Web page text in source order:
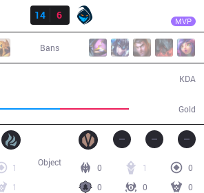
14
6 MVP
Bans
Gold
KDA
1
1
0 1
0
0
0 0
Object